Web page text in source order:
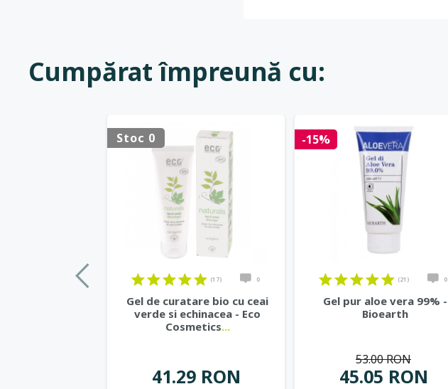
Cumpărat împreună cu:
Stoc 0
(17) 0
Gel de curatare bio cu ceai
verde si echinacea - Eco
Cosmetics...
41.29 RON
-15%
(21) 0
Gel pur aloe vera 99% -
Bioearth
45.05 RON
53.00 RON